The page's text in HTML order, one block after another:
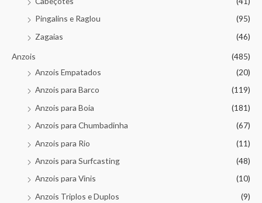
Pingalins e Raglou
(95)
Zagaias
(46)
Anzois
(485)
Anzois Empatados
(20)
Anzois para Barco
(119)
Anzois para Boia
(181)
Anzois para Chumbadinha
(67)
Anzois para Rio
(11)
Anzois para Surfcasting
(48)
Anzois para Vinis
(10)
Anzois Triplos e Duplos
(9)